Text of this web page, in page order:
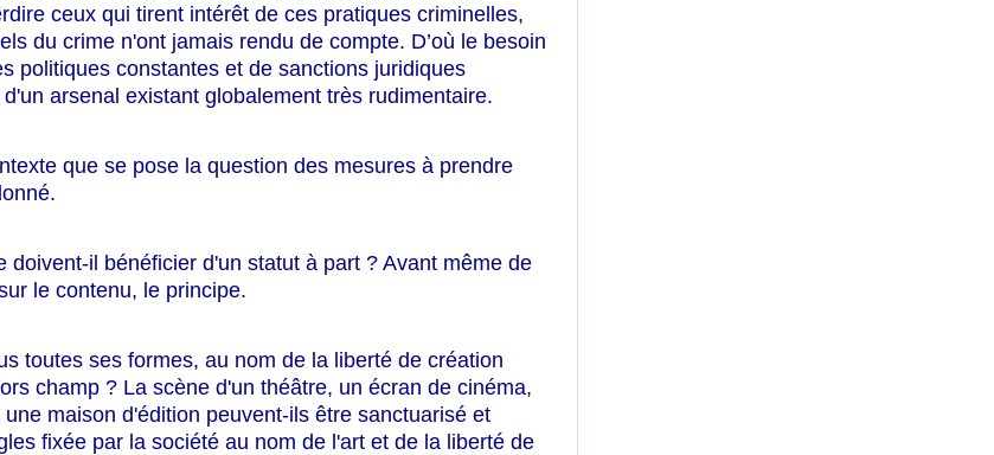
ceux qui tirent intérêt de ces pratiques criminelles,
du crime n'ont jamais rendu de compte. D’où le besoin
politiques constantes et de sanctions juridiques
arsenal existant globalement très rudimentaire.
que se pose la question des mesures à prendre
doivent-il bénéficier d'un statut à part ? Avant même de
le contenu, le principe.
toutes ses formes, au nom de la liberté de création
champ ? La scène d'un théâtre, un écran de cinéma,
maison d'édition peuvent-ils être sanctuarisé et
fixée par la société au nom de l'art et de la liberté de